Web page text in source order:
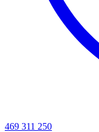
469 311 250